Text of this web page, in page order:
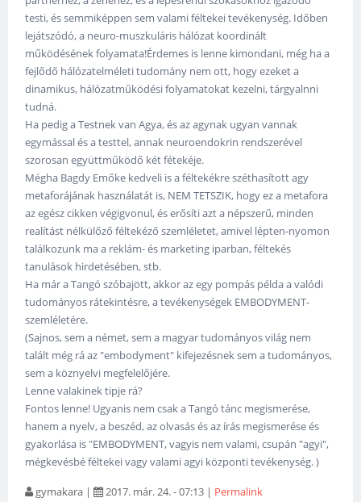
testi, és semmiképpen sem valami féltekei tevékenység. Időben
lejátszódó, a neuro-muszkuláris hálózat koordinált
működésének folyamata!Érdemes is lenne kimondani, még ha a
fejlődő hálózatelméleti tudomány nem ott, hogy ezeket a
dinamikus, hálózatműködési folyamatokat kezelni, tárgyalnni
tudná.
Ha pedig a Testnek van Agya, és az agynak ugyan vannak
egymással és a testtel, annak neuroendokrin rendszerével
szorosan együttműködő két fétekéje.
Mégha Bagdy Emőke kedveli is a féltekékre széthasított agy
metaforájának használatát is, NEM TETSZIK, hogy ez a metafora
az egész cikken végigvonul, és erősíti azt a népszerű, minden
realítást nélkülőző féltekéző szemléletet, amivel lépten-nyomon
találkozunk ma a reklám- és marketing iparban, féltekés
tanulások hirdetésében, stb.
Ha már a Tangó szóbajött, akkor az egy pompás példa a valódi
tudományos rátekintésre, a tevékenységek EMBODYMENT-
szemléletére.
(Sajnos, sem a német, sem a magyar tudományos világ nem
talált még rá az "embodyment" kifejezésnek sem a tudományos,
sem a köznyelvi megfelelőjére.
Lenne valakinek tipje rá?
Fontos lenne! Ugyanis nem csak a Tangó tánc megismerése,
hanem a nyelv, a beszéd, az olvasás és az írás megismerése és
gyakorlása is "EMBODYMENT, vagyis nem valami, csupán "agyi",
mégkevésbé féltekei vagy valami agyi központi tevékenység. )
gymakara | 2017. már. 24. - 07:13 | Permalink